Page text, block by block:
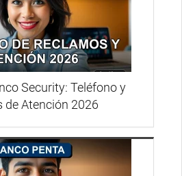
Security: Teléfono y
de Atención 2026